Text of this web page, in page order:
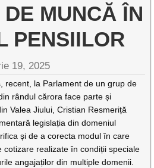
MUNCĂ ÎN
PENSIILOR
19, 2025
recent, la Parlament de un grup de
rândul cărora face parte și
Valea Jiului, Cristian Resmeriță
legislația din domeniul
și de a corecta modul în care
cotizare realizate în condiții speciale
angajaților din multiple domenii.